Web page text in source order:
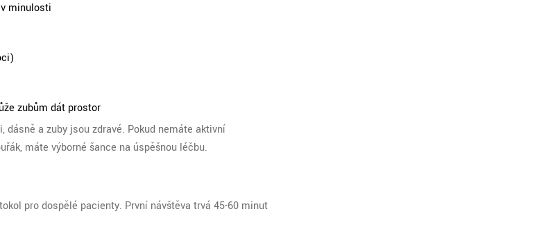
minulosti
zubům dát prostor
a zuby jsou zdravé. Pokud nemáte aktivní
máte výborné šance na úspěšnou léčbu.
pro dospělé pacienty. První návštěva trvá 45-60 minut